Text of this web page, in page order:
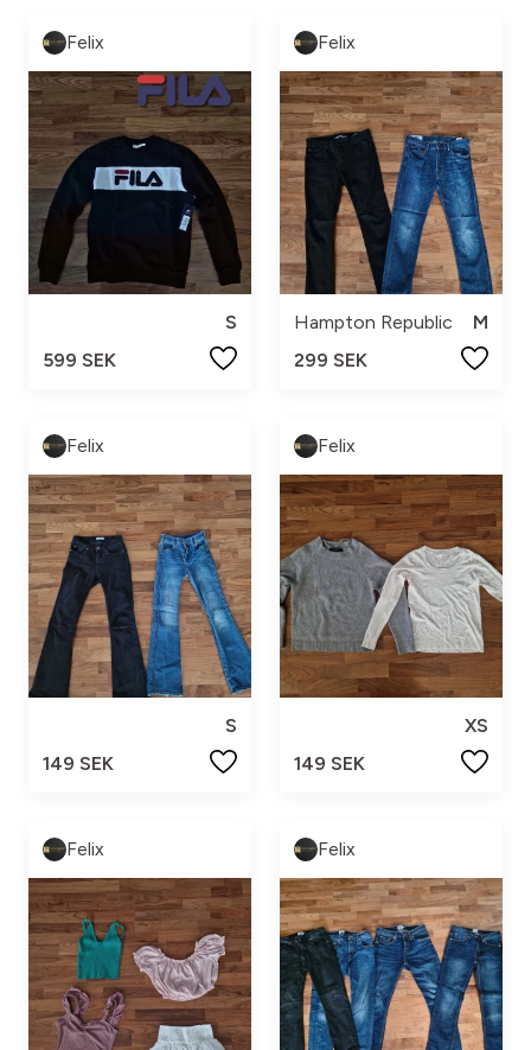
Felix
S
599 SEK
Felix
Hampton Republic
M
299 SEK
Felix
S
149 SEK
Felix
XS
149 SEK
Felix Felix